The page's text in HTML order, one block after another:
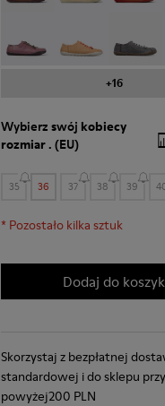
+16
Wybierz swój kobiecy
rozmiar. (EU)
35 36 37 38 39
* Pozostało kilka sztuk
Dodaj do
Skorzystaj z bezpłatnej
standardowej i do sklepu
powyżej200 PLN